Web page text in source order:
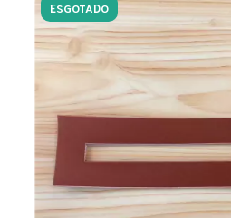
ESGOTADO